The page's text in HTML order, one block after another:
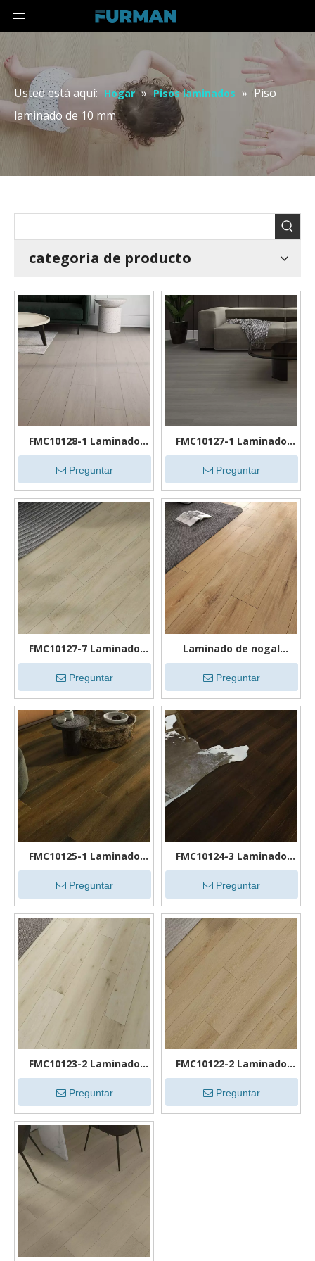
Usted está aquí: Hogar » Pisos laminados » Piso
laminado de 10 mm
categoria de producto
FMC10128-1 Laminado
Roble
Preguntar
FMC10127-1 Laminado
Roble
Preguntar
FMC10127-7 Laminado
Roble
Preguntar
Laminado de nogal
FMC10126-1
Preguntar
FMC10125-1 Laminado
Roble
Preguntar
FMC10124-3 Laminado
Roble
Preguntar
FMC10123-2 Laminado
Roble
Preguntar
FMC10122-2 Laminado
Roble
Preguntar